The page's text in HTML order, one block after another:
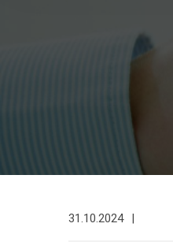
31.10.2024 |